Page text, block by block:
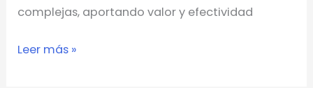
complejas, aportando valor y efectividad
Leer más »